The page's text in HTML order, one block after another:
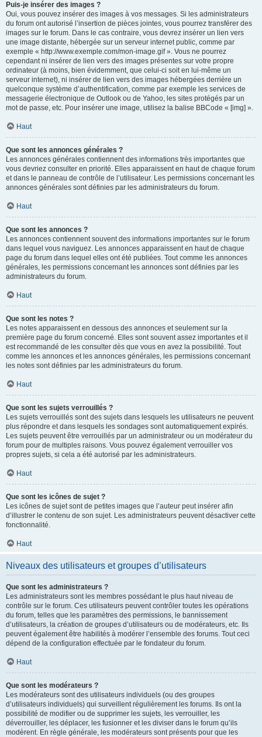
Puis-je insérer des images ?
Oui, vous pouvez insérer des images à vos messages. Si les administrateurs
du forum ont autorisé l’insertion de pièces jointes, vous pourrez transférer des
images sur le forum. Dans le cas contraire, vous devrez insérer un lien vers
une image distante, hébergée sur un serveur internet public, comme par
exemple « http://www.exemple.com/mon-image.gif ». Vous ne pourrez
cependant ni insérer de lien vers des images présentes sur votre propre
ordinateur (à moins, bien évidemment, que celui-ci soit en lui-même un
serveur internet), ni insérer de lien vers des images hébergées derrière un
quelconque système d’authentification, comme par exemple les services de
messagerie électronique de Outlook ou de Yahoo, les sites protégés par un
mot de passe, etc. Pour insérer une image, utilisez la balise BBCode « [img] ».
Haut
Que sont les annonces générales ?
Les annonces générales contiennent des informations très importantes que
vous devriez consulter en priorité. Elles apparaissent en haut de chaque forum
et dans le panneau de contrôle de l’utilisateur. Les permissions concernant les
annonces générales sont définies par les administrateurs du forum.
Haut
Que sont les annonces ?
Les annonces contiennent souvent des informations importantes sur le forum
dans lequel vous naviguez. Les annonces apparaissent en haut de chaque
page du forum dans lequel elles ont été publiées. Tout comme les annonces
générales, les permissions concernant les annonces sont définies par les
administrateurs du forum.
Haut
Que sont les notes ?
Les notes apparaissent en dessous des annonces et seulement sur la
première page du forum concerné. Elles sont souvent assez importantes et il
est recommandé de les consulter dès que vous en avez la possibilité. Tout
comme les annonces et les annonces générales, les permissions concernant
les notes sont définies par les administrateurs du forum.
Haut
Que sont les sujets verrouillés ?
Les sujets verrouillés sont des sujets dans lesquels les utilisateurs ne peuvent
plus répondre et dans lesquels les sondages sont automatiquement expirés.
Les sujets peuvent être verrouillés par un administrateur ou un modérateur du
forum pour de multiples raisons. Vous pouvez également verrouiller vos
propres sujets, si cela a été autorisé par les administrateurs.
Haut
Que sont les icônes de sujet ?
Les icônes de sujet sont de petites images que l’auteur peut insérer afin
d’illustrer le contenu de son sujet. Les administrateurs peuvent désactiver cette
fonctionnalité.
Haut
Niveaux des utilisateurs et groupes d’utilisateurs
Que sont les administrateurs ?
Les administrateurs sont les membres possédant le plus haut niveau de
contrôle sur le forum. Ces utilisateurs peuvent contrôler toutes les opérations
du forum, telles que les paramètres des permissions, le bannissement
d’utilisateurs, la création de groupes d’utilisateurs ou de modérateurs, etc. Ils
peuvent également être habilités à modérer l’ensemble des forums. Tout ceci
dépend de la configuration effectuée par le fondateur du forum.
Haut
Que sont les modérateurs ?
Les modérateurs sont des utilisateurs individuels (ou des groupes
d’utilisateurs individuels) qui surveillent régulièrement les forums. Ils ont la
possibilité de modifier ou de supprimer les sujets, les verrouiller, les
déverrouiller, les déplacer, les fusionner et les diviser dans le forum qu’ils
modèrent. En règle générale, les modérateurs sont présents pour que les